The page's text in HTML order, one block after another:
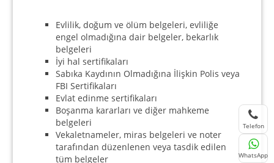
Evlilik, doğum ve ölüm belgeleri, evliliğe
engel olmadığına dair belgeler, bekarlık
belgeleri
İyi hal sertifikaları
Sabıka Kaydının Olmadığına İlişkin Polis veya
FBI Sertifikaları
Evlat edinme sertifikaları
Boşanma kararları ve diğer mahkeme
belgeleri
Vekaletnameler, miras belgeleri ve noter
tarafından düzenlenen veya tasdik edilen
tüm belgeler
Telefon
WhatsApp